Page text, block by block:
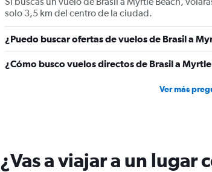
solo 3,5 km del centro de la ciudad.
¿Puedo buscar ofertas de vuelos de Brasil a
¿Cómo busco vuelos directos de Brasil a
Ver más
¿Vas a viajar a un lugar